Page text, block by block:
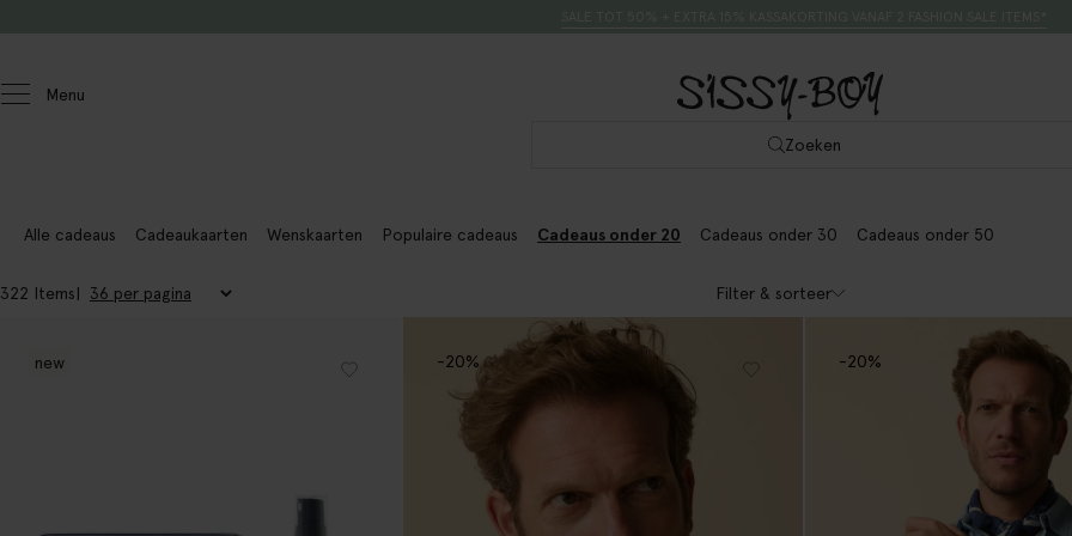
Menu
Zoeken
Alle cadeaus Cadeaukaarten Wenskaarten Populaire cadeaus Cadeaus onder 20 Cadeaus onder 30 Cadeaus onder 50
322 Items Filter & sorteer
new -20% -20%